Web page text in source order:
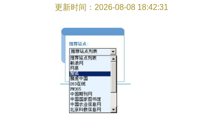
划全解析
更新时间：2026-08-08 18:42:31